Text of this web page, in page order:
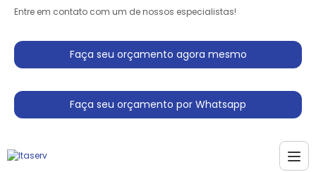
Entre em contato com um de nossos especialistas!
Faça seu orçamento agora mesmo
Faça seu orçamento por Whatsapp